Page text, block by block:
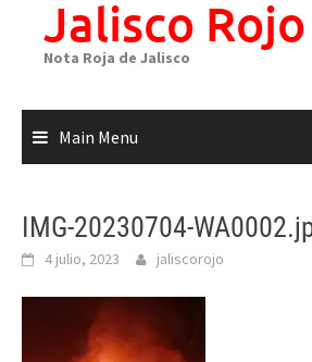
Jalisco Rojo
Nota Roja de Jalisco
Main Menu
IMG-20230704-
4 julio, 2023 jaliscorojo